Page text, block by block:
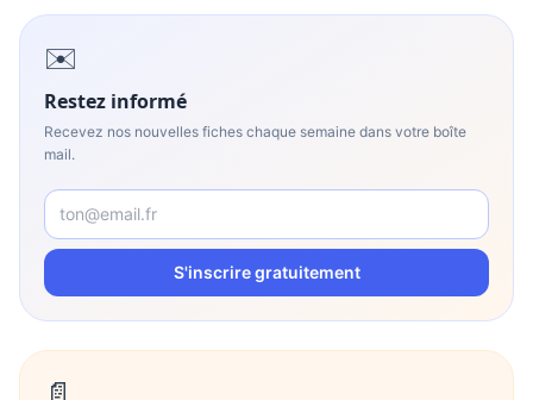
✉️
Restez informé
Recevez nos nouvelles fiches chaque semaine dans votre boîte
mail.
S'inscrire gratuitement